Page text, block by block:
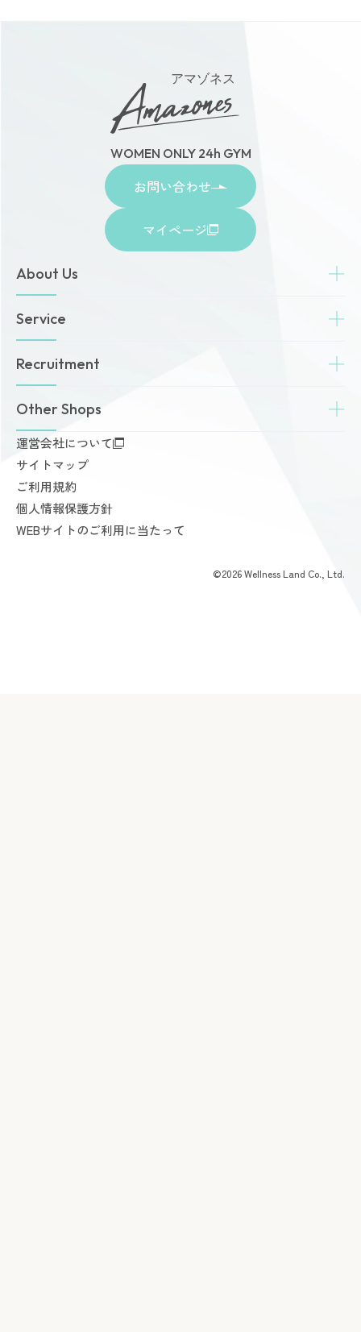
アマゾネス
WOMEN ONLY 24h GYM
お問い合わせ
マイページ
About Us
お知らせ
店舗一覧
ご予約から無料体験・見学までの流れ
料金案内
入会手続きのご案内
お支払いについて
よくあるご質問
会員様からいただいた声
Service
Amazonesのパーソナルトレーニング
AI姿勢診断・改善
Recruitment
Other Shops
完全個室PRIVATE GYM Highness
24時間ジム Amazones & Hercules
AMAZONES ONLINE SHOP
運営会社について
サイトマップ
ご利用規約
個人情報保護方針
WEBサイトのご利用に当たって
©2026 Wellness Land Co., Ltd.